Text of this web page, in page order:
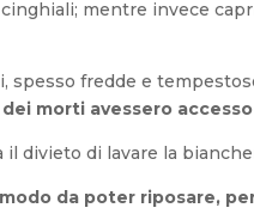
mentre invece
fredde e
morti avessero
divieto di lavare la
da poter riposare,